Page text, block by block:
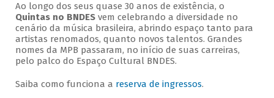
Ao longo dos seus quase 30 anos de existência, o
Quintas no BNDESvem celebrando a diversidade no
cenário da música brasileira, abrindo espaço tanto para
artistas renomados, quanto novos talentos. Grandes
nomes da MPB passaram, no início de suas carreiras,
pelo palco do Espaço Cultural BNDES.
Saiba como funciona a reserva de ingressos.